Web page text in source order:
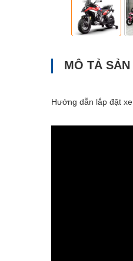
MÔ TẢ SẢN
Hướng dẫn lắp đặt